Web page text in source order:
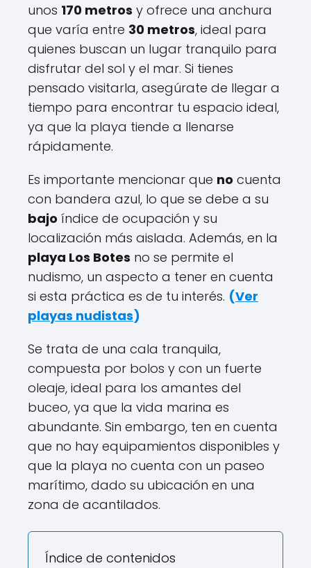
unos 170 metros y ofrece una anchura
que varía entre 30 metros, ideal para
quienes buscan un lugar tranquilo para
disfrutar del sol y el mar. Si tienes
pensado visitarla, asegúrate de llegar a
tiempo para encontrar tu espacio ideal,
ya que la playa tiende a llenarse
rápidamente.
Es importante mencionar que no cuenta
con bandera azul, lo que se debe a su
bajo índice de ocupación y su
localización más aislada. Además, en la
playa Los Botes no se permite el
nudismo, un aspecto a tener en cuenta
si esta práctica es de tu interés. (Ver
playas nudistas)
Se trata de una cala tranquila,
compuesta por bolos y con un fuerte
oleaje, ideal para los amantes del
buceo, ya que la vida marina es
abundante. Sin embargo, ten en cuenta
que no hay equipamientos disponibles y
que la playa no cuenta con un paseo
marítimo, dado su ubicación en una
zona de acantilados.
Índice de contenidos